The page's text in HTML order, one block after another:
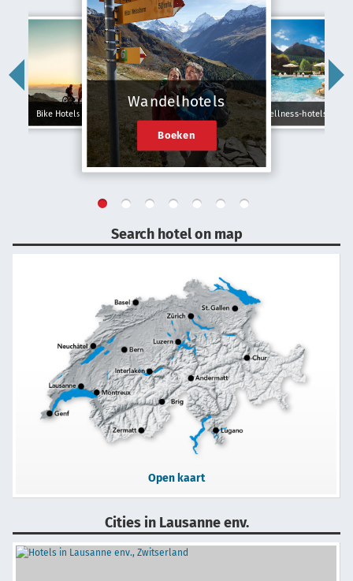
Bike Hotels
Wandelhotels
Boeken
Wellness-hotels
Search hotel on map
Open kaart
Cities in Lausanne env.